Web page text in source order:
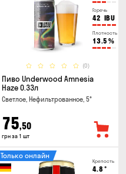
Горечь
42 IBU
Плотность
13.5 %
(0)
Пиво Underwood Amnesia
Haze 0.33л
Светлое, Нефильтрованное, 5°
75,50
грн за 1 шт
Крепость
4.8 °
Только онлайн